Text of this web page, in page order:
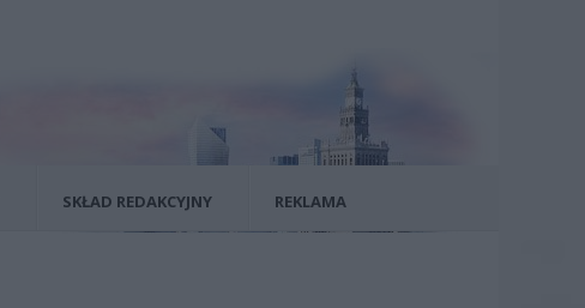
SKŁAD REDAKCYJNY REKLAMA